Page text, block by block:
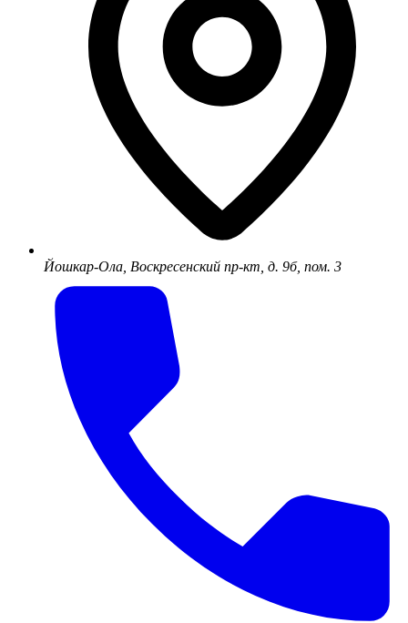
Йошкар-Ола, Воскресенский пр-кт, д. 9б, пом. 3